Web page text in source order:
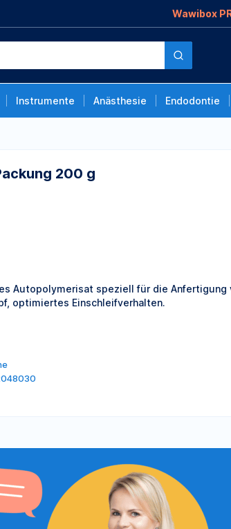
Wawibox
Instrumente Anästhesie Endodontie
200 g
Autopolymerisat speziell für die Anfertigung
optimiertes Einschleifverhalten.